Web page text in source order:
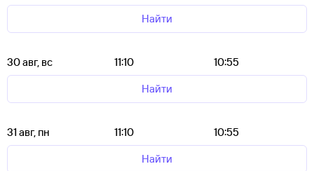
Найти
30 авг, вс 11:10
10:55
Найти
31 авг, пн 11:10
10:55
Найти